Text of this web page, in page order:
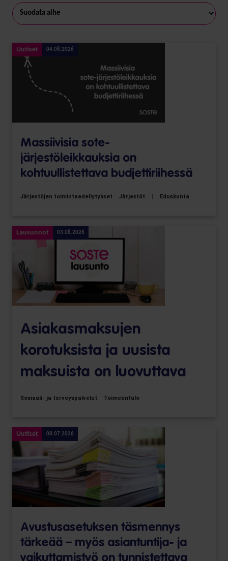
Uutiset 04.08.2026
Massiivisia sote-
järjestöleikkauksia on
kohtuullistettava budjettiriihessä
Järjestöjen toimintaedellytykset Järjestöt | Eduskunta
Lausunnot 03.08.2026
Asiakasmaksujen
korotuksista ja uusista
maksuista on luovuttava
Sosiaali- ja terveyspalvelut Toimeentulo
Uutiset 08.07.2026
Avustusasetuksen täsmennys
tärkeää – myös asiantuntija- ja
vaikuttamistyö on tunnistettava